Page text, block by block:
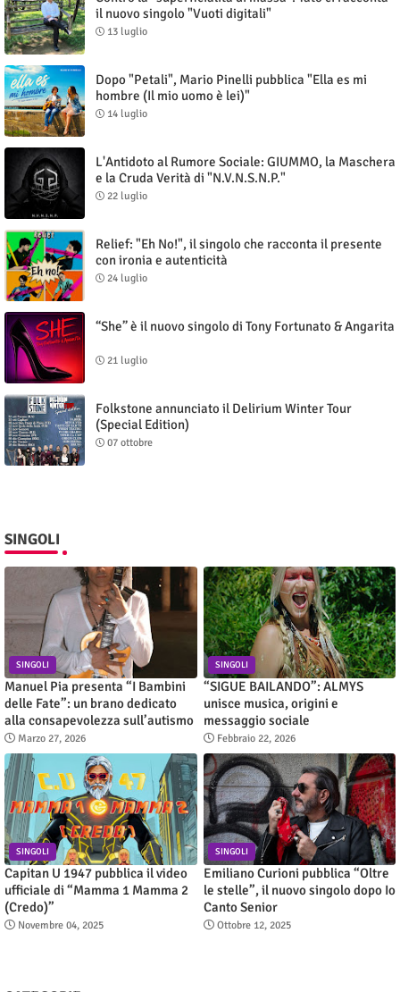
il nuovo singolo "Vuoti digitali"
13 luglio
Dopo "Petali", Mario Pinelli pubblica "Ella es mi
hombre (Il mio uomo è lei)"
14 luglio
L'Antidoto al Rumore Sociale: GIUMMO, la Maschera
e la Cruda Verità di "N.V.N.S.N.P."
22 luglio
Relief: "Eh No!", il singolo che racconta il presente
con ironia e autenticità
24 luglio
“She” è il nuovo singolo di Tony Fortunato & Angarita
21 luglio
Folkstone annunciato il Delirium Winter Tour
(Special Edition)
07 ottobre
SINGOLI
SINGOLI
Manuel Pia presenta “I Bambini
delle Fate”: un brano dedicato
alla consapevolezza sull’autismo
Marzo 27, 2026
SINGOLI
“SIGUE BAILANDO”: ALMYS
unisce musica, origini e
messaggio sociale
Febbraio 22, 2026
SINGOLI
Capitan U 1947 pubblica il video
ufficiale di “Mamma 1 Mamma 2
(Credo)”
Novembre 04, 2025
SINGOLI
Emiliano Curioni pubblica “Oltre
le stelle”, il nuovo singolo dopo Io
Canto Senior
Ottobre 12, 2025